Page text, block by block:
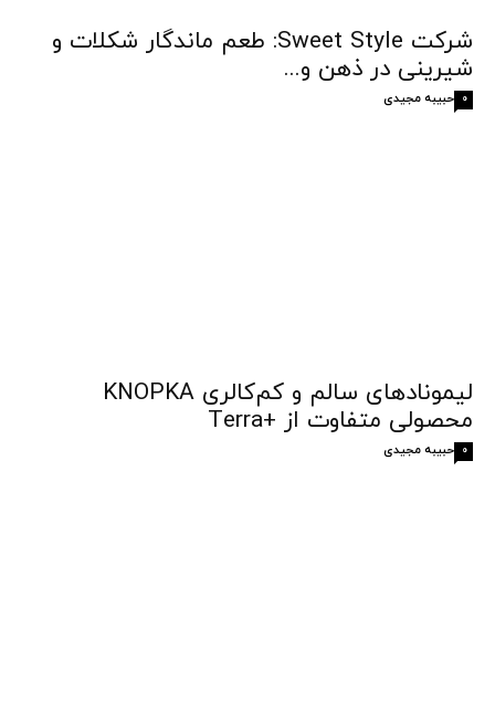
شرکت Sweet Style: طعم ماندگار شکلات و
شیرینی در ذهن و...
حبیبه مجیدی 0
لیمونادهای سالم و کم‌کالری KNOPKA
محصولی متفاوت از +Terra
حبیبه مجیدی 0